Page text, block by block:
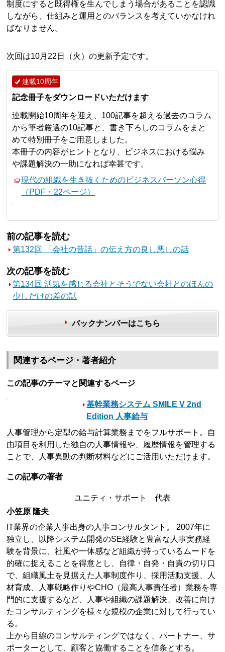
制度にすると既得権を生んでしまう場合があることを認識
しながら、仕組みと運用とのバランスを考えていかなけれ
ばなりません。
次回は10月22日（火）の更新予定です。
連載10周年
記念冊子をダウンロードいただけます
連載開始10周年を迎え、100記事を超える過去のコラム
から筆者厳選の10記事と、書き下ろしのコラムをまと
めて特別冊子をご用意しました。
本冊子の内容がヒントとなり、ビジネスにおける悩み
や課題解決の一助になれば幸甚です。
現代の組織を生き抜くためのビジネスパーソン心得
（PDF・22ページ）
前の記事を読む
第132回 「会社の昔話」の伝え方の良し悪しの話
次の記事を読む
第134回 活気を感じる会社とそうでない会社とのほんの
少しだけの差の話
バックナンバーはこちら
関連するページ・著者紹介
この記事のテーマと関連するページ
基幹業務システム SMILE V 2nd
Edition 人事給与
人事管理から定型の給与計算業務までをフルサポート。自
由項目を利用した独自の人事情報や、履歴情報を管理する
ことで、人事異動の判断材料などにご活用いただけます。
この記事の著者
ユニティ・サポート 代表
小笠原 隆夫
IT業界の企業人事出身の人事コンサルタント。 2007年に
独立し、以降システム開発のSE経験と豊富な人事実務経
験を背景に、社風や一体感など組織が持っているムードを
的確に捉えることを得意とし、自律・自発・自責の切り口
で、組織風土を見据えた人事制度作り、採用活動支援、人
材育成、人事戦略作りやCHO（最高人事責任者）業務を専
門的に支援するなど、人事や組織の課題解決、改善に向け
たコンサルティングを様々な規模の企業に対して行ってい
る。
上から目線のコンサルティングではなく、パートナー、サ
ポーターとして、顧客と協働することを信条とする。